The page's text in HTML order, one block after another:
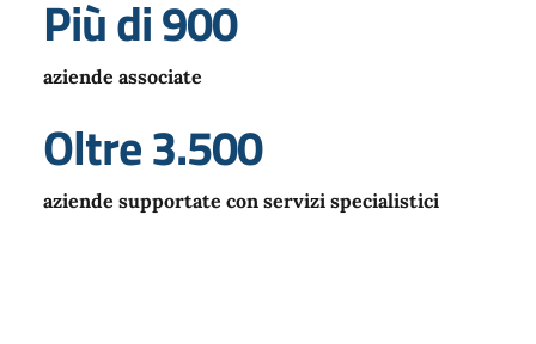
Più di 900
aziende associate
Oltre 3.500
aziende supportate con servizi specialistici